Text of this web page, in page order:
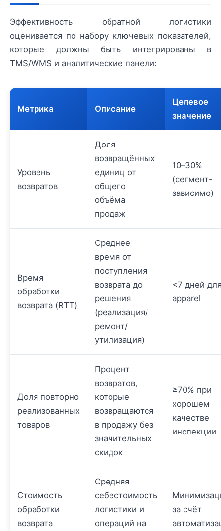
Эффективность обратной логистики
оценивается по набору ключевых показателей,
которые должны быть интегрированы в
TMS/WMS и аналитические панели:
Метрика Описание
Целевое
значение
Уровень
возвратов
Доля
возвращённых
единиц от
общего
объёма
продаж
10–30%
(сегмент-
зависимо)
Время
обработки
возврата (RTT)
Среднее
время от
поступления
возврата до
решения
(реализация/
ремонт/
утилизация)
<7 дней для
apparel
Доля повторно
реализованных
товаров
Процент
возвратов,
которые
возвращаются
в продажу без
значительных
скидок
≥70% при
хорошем
качестве
инспекции
Стоимость
обработки
возврата
Средняя
себестоимость
логистики и
операций на
за счёт